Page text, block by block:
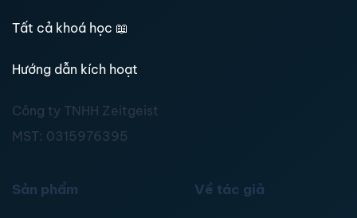
Tất cả khoá học 📖
Hướng dẫn kích hoạt
Công ty TNHH Zeitgeist
MST: 0315976395
Sản phẩm Về tác giả